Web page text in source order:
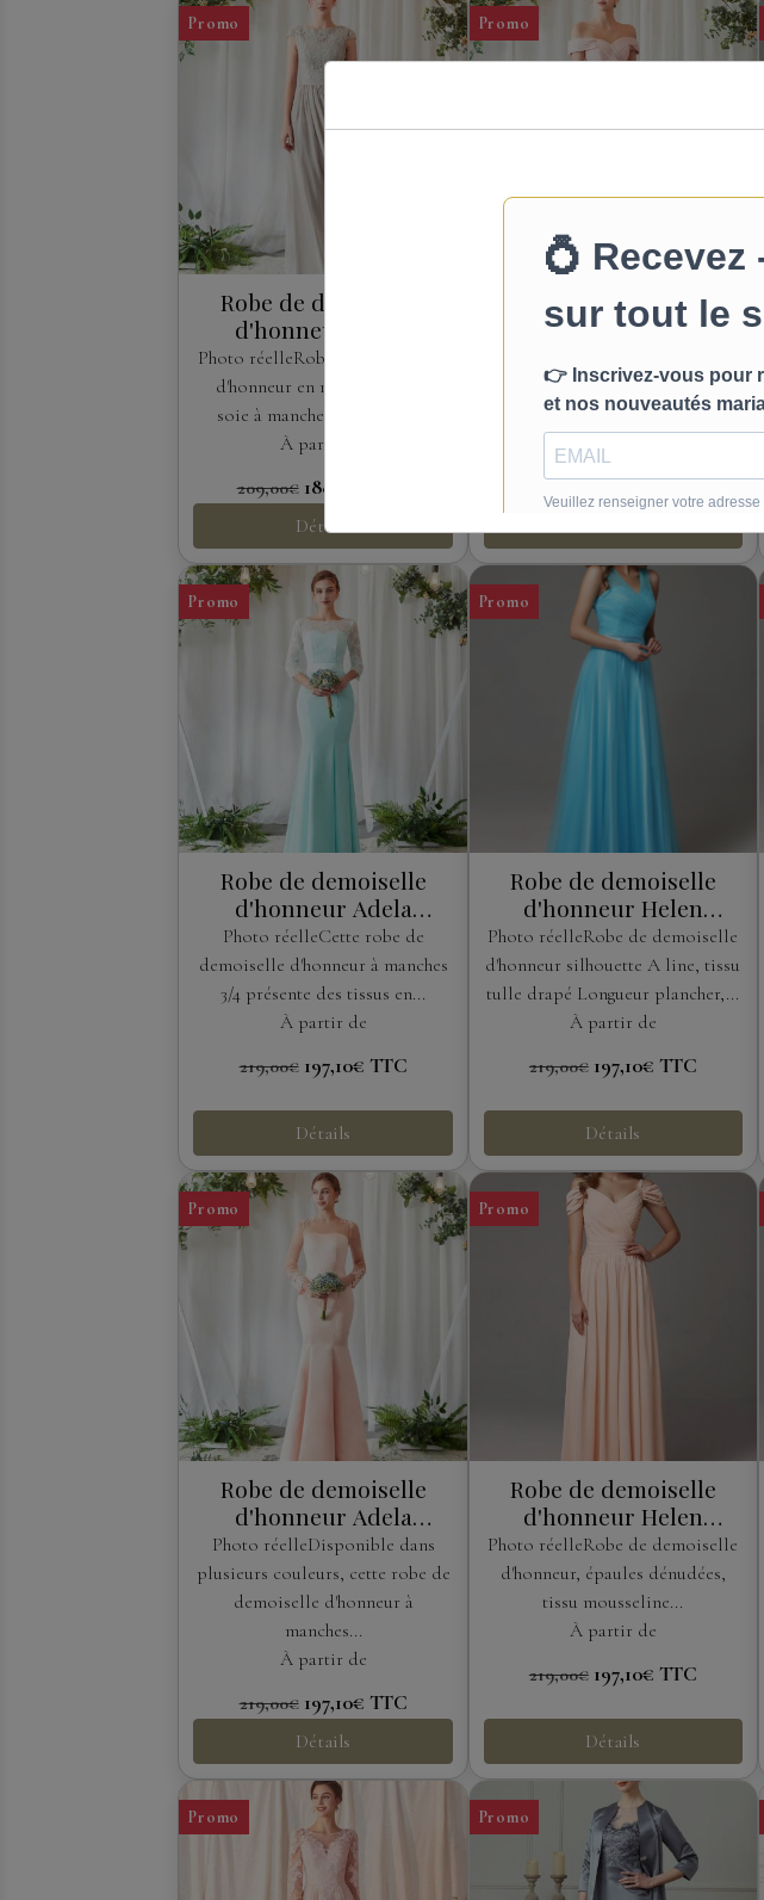
Promo
Robe de demoiselle
d'honneur Adela
designs
Photo réelleRobe de demoiselle
d'honneur en mousseline de
soie à manches courtes.La...
À partir de
209,00€ 188,10€
Détails
Promo
Robe de demoiselle
d'honneur Adela
de demoiselles d'honneur d'été
A-line...
À partir de
188,10€TTC
Détails
Promo
Robe de demoiselle
d'honneur Adela
Designs
Photo réelleCette robe de
demoiselle d'honneur à manches
3/4 présente des tissus en...
À partir de
219,00€ 197,10€ TTC
Détails
Promo
Robe de demoiselle
d'honneur Helen
Fontaine
Photo réelleRobe de demoiselle
d'honneur silhouette A line, tissu
tulle drapé Longueur plancher,...
À partir de
219,00€ 197,10€ TTC
Détails
Promo
Robe de demoiselle
d'honneur Adela
Designs
Photo réelleDisponible dans
plusieurs couleurs, cette robe de
demoiselle d'honneur à
manches...
À partir de
219,00€ 197,10€ TTC
Détails
Promo
Robe de demoiselle
d'honneur Helen
Fontaine
Photo réelleRobe de demoiselle
d'honneur, épaules dénudées,
tissu mousseline...
À partir de
219,00€ 197,10€ TTC
Détails
Promo Promo